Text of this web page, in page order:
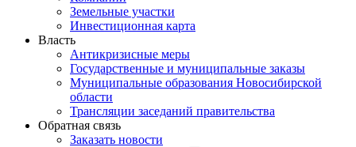
Земельные участки
Инвестиционная карта
Власть
Антикризисные меры
Государственные и муниципальные заказы
Муниципальные образования Новосибирской
области
Трансляции заседаний правительства
Обратная связь
Заказать новости